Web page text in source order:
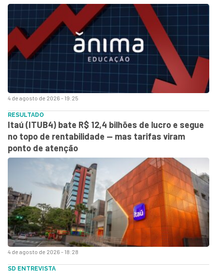
4 de agosto de 2026 - 19:25
4 de agosto de 2026 - 18:28
RESULTADO
Itaú (ITUB4) bate R$ 12,4 bilhões de lucro e segue
no topo de rentabilidade — mas tarifas viram
ponto de atenção
SD ENTREVISTA